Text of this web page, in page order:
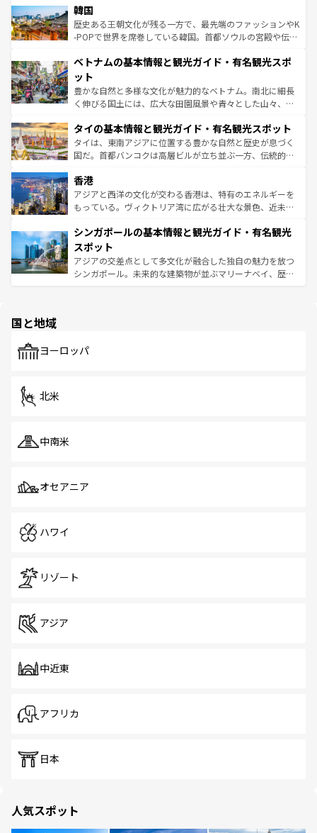
はコンテンツ一覧
いる。アクティビティも充実しており、サーフィンやダイ
ビング、ハイキングなど、アウトドア好きにはたまらな
い。オーストラリアの多彩な魅力を存分に味わいつくそ
参照してほしい。
ン）、静ひつな山岳地帯である台湾東部など、都市の喧騒
と山間の静けさが共存しており、訪れる人に新しい発見と
驚きをもたらしてくれる。また、奥深い台湾の食文化も魅
容にもいいと評判のスイーツなど、バラエティ豊かな料理
照してほしい。
韓国
歴史ある王朝文化が残る一方で、最先端のファッションやK
-POPで世界を席巻している韓国。首都ソウルの宮殿や伝統
き、地方に足を延ばせば四季折々の自然美を楽しむことが
できる。そして、キムチや焼肉、絶品のストリートフード
まで、さまざまな韓国料理が待っている。夜には、韓国な
らではのナイトライフも堪能できる。あたたかいホスピタ
わってみてほしい。 なお、新着の韓国情報はコンテンツ一
覧 を参照してほしい。
ベトナムの基本情報と観光ガイド・有名観光スポ
ット
豊かな自然と多様な文化が魅力的なベトナム。南北に細長
く伸びる国土には、広大な田園風景や青々とした山々、世
急速な発展と共に伝統が息づく。ハノイの古い町並みやホ
ーチミン市のフランス統治時代の建物も、独特の雰囲気を
醸し出している。また、バラエティの豊かさとおいしさで
とつ。フォーやバインミー、ベトナムコーヒーなどは、ぜ
ひ現地で味わいたい。どの地域を訪れてもあたたかい人々
が旅行者を迎えてくれるので、きっと忘れられない旅にな
参照してほしい。
タイの基本情報と観光ガイド・有名観光スポット
タイは、東南アジアに位置する豊かな自然と歴史が息づく
国だ。首都バンコクは高層ビルが立ち並ぶ一方、伝統的な
の活気が交差している。北部ではチェンマイなどの山岳地
帯で自然と触れ合い、南部ではプーケットやクラビの美し
いビーチでリゾート気分を楽しむことができる。タイ料理
激する。気候は一年中温暖で、どの季節にも異なる楽しみ
が待っている。親しみやすいタイの人々、仏教を中心とし
た文化、そして多様な観光資源が、訪れる旅人を魅了し続
ける。 なお、新着のタイ情報はコンテンツ一覧を参照して
香港
アジアと西洋の文化が交わる香港は、特有のエネルギーを
もっている。ヴィクトリア湾に広がる壮大な景色、近未来
み、どこを訪れても感動するはず。観光スポットが密集し
ており、効率よく見どころを回れるのも魅力。息をのむよ
うな絶景から文化的な体験まで、香港を存分に楽しみ尽く
そう。 なお、新着の香港情報はコンテンツ一覧を参照して
シンガポールの基本情報と観光ガイド・有名観光
スポット
アジアの交差点として多文化が融合した独自の魅力を放つ
シンガポール。未来的な建築物が並ぶマリーナベイ、歴史
で、ホーカーズは地元の風情を楽しめる外せないスポット
国と地域
ヨーロッパ
北米
中南米
オセアニア
ハワイ
リゾート
アジア
中近東
アフリカ
日本
人気スポット